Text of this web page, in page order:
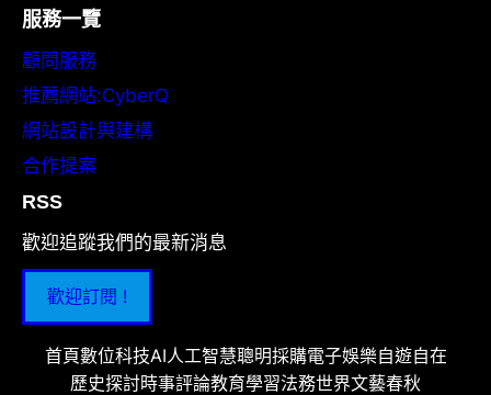
服務一覽
顧問服務
推薦網站:CyberQ
網站設計與建構
合作提案
RSS
歡迎追蹤我們的最新消息
歡迎訂閱 !
首頁數位科技AI人工智慧聰明採購電子娛樂自遊自在
歷史探討時事評論教育學習法務世界文藝春秋